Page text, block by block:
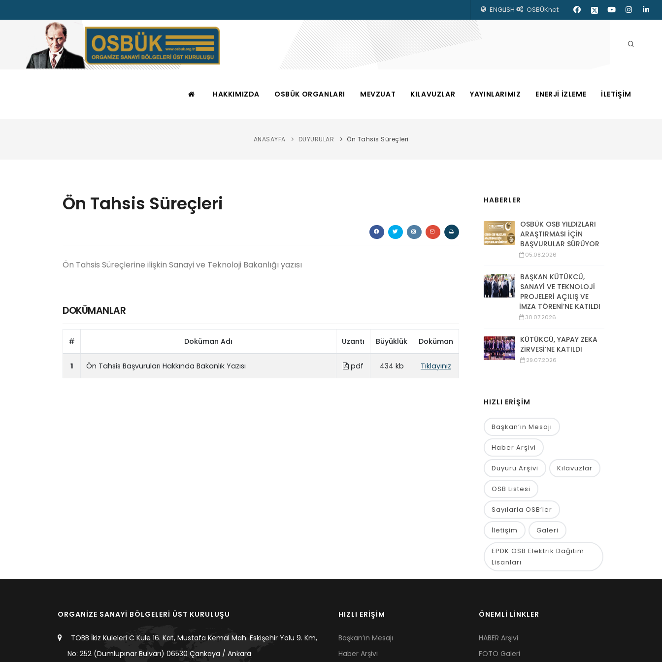
ENGLISH OSBÜKnet
HAKKIMIZDA OSBÜK ORGANLARI MEVZUAT KILAVUZLAR YAYINLARIMIZ ENERJİ İZLEME İLETİŞİM
ANASAYFA DUYURULAR Ön Tahsis Süreçleri
Ön Tahsis Süreçleri
Ön Tahsis Süreçlerine ilişkin Sanayi ve Teknoloji Bakanlığı yazısı
DOKÜMANLAR
# Doküman Adı Uzantı Büyüklük Doküman
1 Ön Tahsis Başvuruları Hakkında Bakanlık Yazısı pdf 434 kb Tıklayınız
HABERLER
OSBÜK OSB YILDIZLARI
ARAŞTIRMASI İÇİN
BAŞVURULAR SÜRÜYOR
05.08.2026
BAŞKAN KÜTÜKCÜ,
SANAYİ VE TEKNOLOJİ
PROJELERİ AÇILIŞ VE
İMZA TÖRENİ’NE KATILDI
30.07.2026
KÜTÜKCÜ, YAPAY ZEKA
ZİRVESİ’NE KATILDI
29.07.2026
HIZLI ERİŞİM
Başkan’ın Mesajı
Haber Arşivi
Duyuru Arşivi Kılavuzlar
OSB Listesi
Sayılarla OSB’ler
İletişim Galeri
EPDK OSB Elektrik Dağıtım
Lisanları
ORGANİZE SANAYİ BÖLGELERİ ÜST KURULUŞU
TOBB İkiz Kuleleri C Kule 16. Kat, Mustafa Kemal Mah. Eskişehir Yolu 9. Km,
No: 252 (Dumlupınar Bulvarı) 06530 Çankaya / Ankara
HIZLI ERİŞİM
Başkan’ın Mesajı
Haber Arşivi
ÖNEMLİ LİNKLER
HABER Arşivi
FOTO Galeri